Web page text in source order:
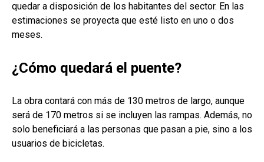
quedar a disposición de los habitantes del sector. En las
estimaciones se proyecta que esté listo en uno o dos
meses.
¿Cómo quedará el puente?
La obra contará con más de 130 metros de largo, aunque
será de 170 metros si se incluyen las rampas. Además, no
solo beneficiará a las personas que pasan a pie, sino a los
usuarios de bicicletas.